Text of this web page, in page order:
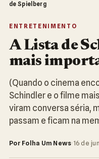
de Spielberg
ENTRETENIMENTO
A Lista de
mais
(Quando o cinema
Schindler e o filme
viram conversa séria,
passam e ficam na
Por Folha Um News· 16 de